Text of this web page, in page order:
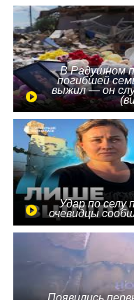
В Радушном
погибшей
выжил — он
Удар по селу
очевидцы
Появились